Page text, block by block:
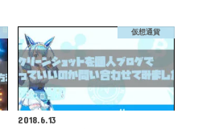
仮想通貨
2018.6.13